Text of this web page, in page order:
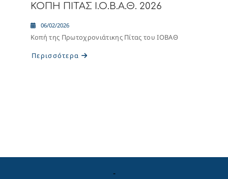
ΚΟΠΗ ΠΙΤΑΣ Ι.Ο.Β.Α.Θ. 2026
06/02/2026
Κοπή της Πρωτοχρονιάτικης Πίτας του ΙΟΒΑΘ
Περισσότερα
-